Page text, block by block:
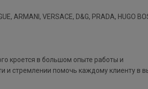
VERSACE, D&G, PRADA, HUGO
кроется в большом опыте работы и
и стремлении помочь каждому клиенту в